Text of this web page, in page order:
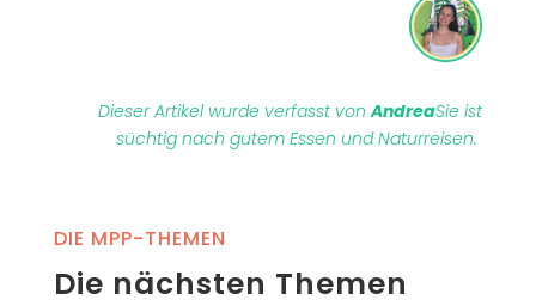
Dieser Artikel wurde verfasst vonAndreaSie ist
süchtig nach gutem Essen und Naturreisen.
DIE MPP-THEMEN
Die nächsten Themen